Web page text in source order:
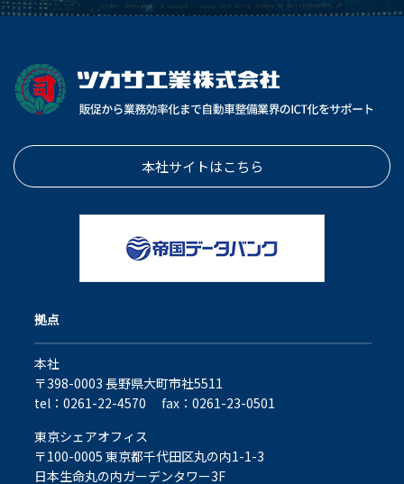
本社サイトはこちら
拠点
本社
〒398-0003 長野県大町市社5511
tel：0261-22-4570
fax：0261-23-0501
東京シェアオフィス
〒100-0005 東京都千代田区丸の内1-1-3
日本生命丸の内ガーデンタワー3F